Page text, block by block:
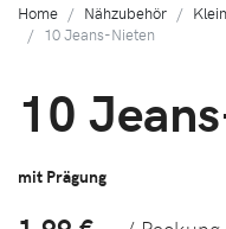
Home Nähzubehör
10 Jeans-Nieten
10
mit Prägung